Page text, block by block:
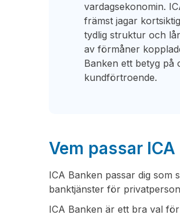
vardagsekonomin.
främst jagar
tydlig struktur och
av förmåner
Banken ett betyg på
kundförtroende.
Vem passar
ICA Banken passar dig som
banktjänster för
ICA Banken är ett bra val för